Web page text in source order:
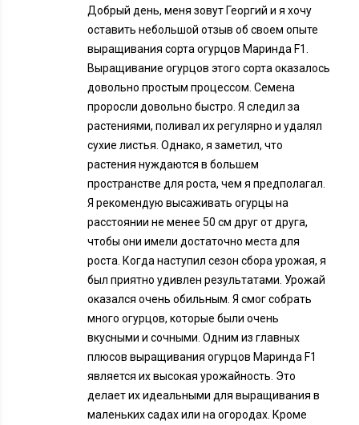
Добрый день, меня зовут Георгий и я хочу
оставить небольшой отзыв об своем опыте
выращивания сорта огурцов Маринда F1.
Выращивание огурцов этого сорта оказалось
довольно простым процессом. Семена
проросли довольно быстро. Я следил за
растениями, поливал их регулярно и удалял
сухие листья. Однако, я заметил, что
растения нуждаются в большем
пространстве для роста, чем я предполагал.
Я рекомендую высаживать огурцы на
расстоянии не менее 50 см друг от друга,
чтобы они имели достаточно места для
роста. Когда наступил сезон сбора урожая, я
был приятно удивлен результатами. Урожай
оказался очень обильным. Я смог собрать
много огурцов, которые были очень
вкусными и сочными. Одним из главных
плюсов выращивания огурцов Маринда F1
является их высокая урожайность. Это
делает их идеальными для выращивания в
маленьких садах или на огородах. Кроме